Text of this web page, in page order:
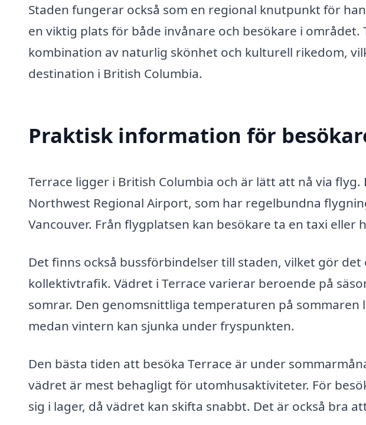
Staden fungerar också som en regional knutpunkt för
en viktig plats för både invånare och besökare i området.
kombination av naturlig skönhet och kulturell rikedom,
destination i British Columbia.
Praktisk information för
Terrace ligger i British Columbia och är lätt att nå via
Northwest Regional Airport, som har regelbundna
Vancouver. Från flygplatsen kan besökare ta en taxi eller
Det finns också bussförbindelser till staden, vilket gör det
kollektivtrafik. Vädret i Terrace varierar beroende på
somrar. Den genomsnittliga temperaturen på sommaren
medan vintern kan sjunka under fryspunkten.
Den bästa tiden att besöka Terrace är under
vädret är mest behagligt för utomhusaktiviteter. För
sig i lager, då vädret kan skifta snabbt. Det är också bra